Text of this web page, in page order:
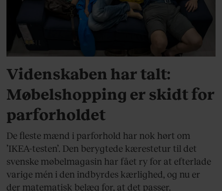
LIVSSTIL
Videnskaben har talt:
Møbelshopping er skidt for
parforholdet
De fleste mænd i parforhold har nok hørt om
’IKEA-testen’. Den berygtede kærestetur til det
svenske møbelmagasin har fået ry for at efterlade
varige mén i den indbyrdes kærlighed, og nu er
der matematisk belæg for, at det passer.